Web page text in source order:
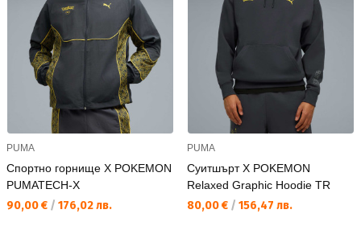
PUMA
Спортно горнище X POKEMON
PUMATECH-X
Текуща цена:
90,00 € / 176,02 лв.
PUMA
Суитшърт X POKEMON
Relaxed Graphic Hoodie TR
Текуща цена:
80,00 € / 156,47 лв.